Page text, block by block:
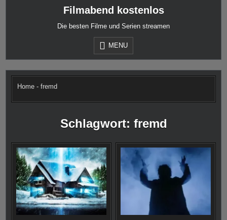
Filmabend kostenlos
Die besten Filme und Serien streamen
MENU
Home -fremd
Schlagwort: fremd